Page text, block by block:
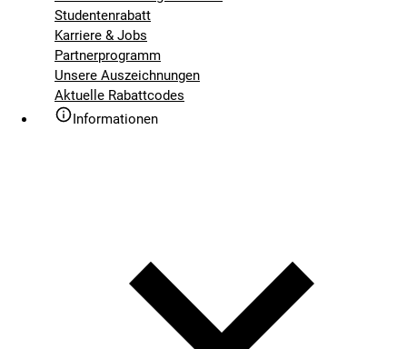
Studentenrabatt
Karriere & Jobs
Partnerprogramm
Unsere Auszeichnungen
Aktuelle Rabattcodes
Informationen